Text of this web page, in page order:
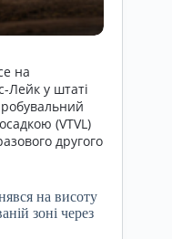
на
Лейк у штаті
(VTVL)
другого
на висоту
зоні через